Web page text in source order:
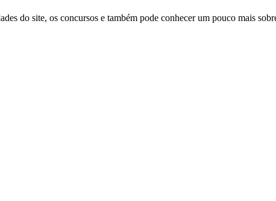
do site, os concursos e também pode conhecer um pouco mais